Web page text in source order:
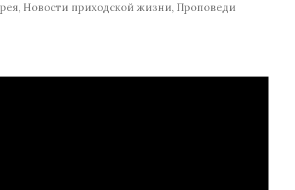
, Новости приходской жизни, Проповеди